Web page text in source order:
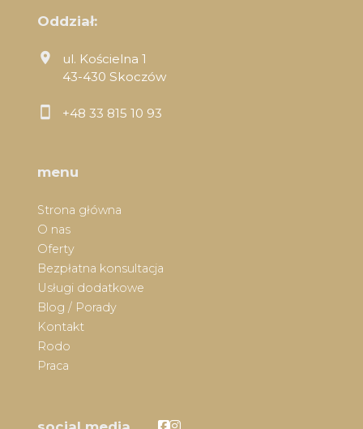
Oddział:
ul. Kościelna 1
43-430 Skoczów
+48 33 815 10 93
menu
Strona główna
O nas
Oferty
Bezpłatna konsultacja
Usługi dodatkowe
Blog / Porady
Kontakt
Rodo
Praca
Facebook
Facebook